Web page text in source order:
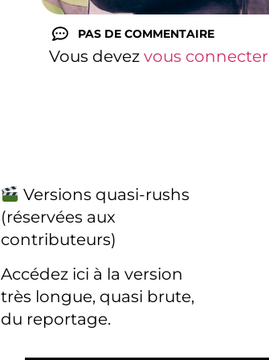
PAS DE COMMENTAIRE
Vous devez vous connecter
Versions quasi-rushs
(réservées aux
contributeurs)
Accédez ici à la version
très longue, quasi brute,
du reportage.